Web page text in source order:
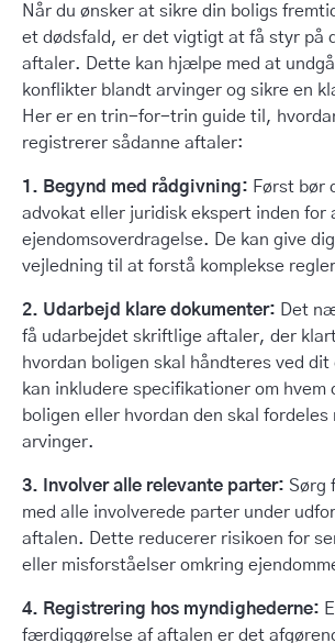
Når du ønsker at sikre din boligs
et dødsfald, er det vigtigt at få styr på
aftaler. Dette kan hjælpe med at
konflikter blandt arvinger og sikre en
Her er en trin-for-trin guide til,
registrerer sådanne aftaler:
1. Begynd med rådgivning: Først bør
advokat eller juridisk ekspert inden for
ejendomsoverdragelse. De kan give
vejledning til at forstå komplekse
2. Udarbejd klare dokumenter: Det
få udarbejdet skriftlige aftaler, der
hvordan boligen skal håndteres ved
kan inkludere specifikationer om hvem
boligen eller hvordan den skal fordeles
arvinger.
3. Involver alle relevante parter: Sørg
med alle involverede parter under
aftalen. Dette reducerer risikoen for
eller misforståelser omkring
4. Registrering hos myndighederne:
færdiggørelse af aftalen er det